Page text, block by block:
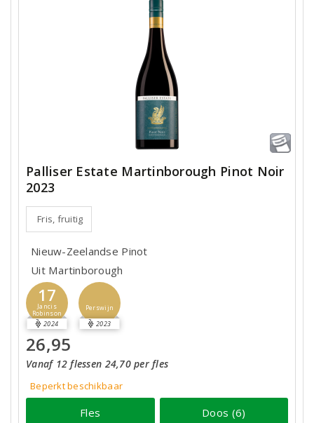
Palliser Estate Martinborough Pinot Noir
2023
Fris, fruitig
Nieuw-Zeelandse Pinot
Uit Martinborough
17
Jancis
Robinson
2024
Perswijn
2023
26,95
Vanaf 12 flessen 24,70 per fles
Beperkt beschikbaar
Fles Doos (6)